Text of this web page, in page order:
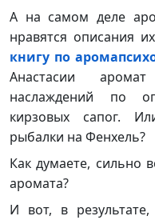
А на самом деле
нравятся описания
книгу по
Анастасии
наслаждений по
кирзовых сапог.
рыбалки на Фенхель?
Как думаете, сильно
аромата?
И вот, в